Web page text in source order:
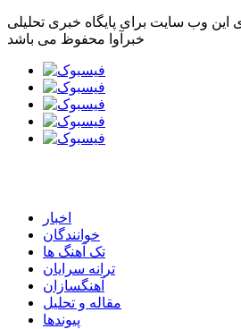
وب سایت برای پایگاه خبری تحلیلی
خبرآوا محفوظ می باشد
اخبار
خوانندگان
تک آهنگ ها
ترانه سرایان
آهنگسازان
مقاله و تحلیل
پیوندها